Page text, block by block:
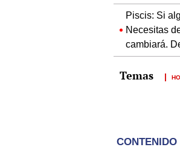
Piscis: Si
Necesitas
cambiará.